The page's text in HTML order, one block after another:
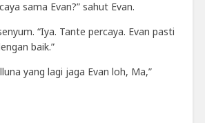
sama Evan?” sahut Evan.
“Iya. Tante percaya. Evan pasti
baik.”
yang lagi jaga Evan loh, Ma,”